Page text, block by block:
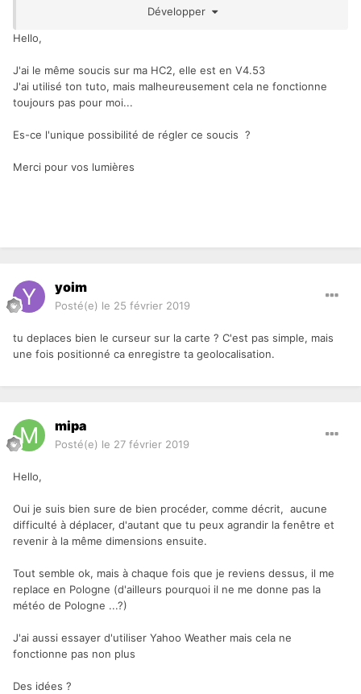
Ici cliquer sur OK et se situer sur la carte Google, une fois
fait, clic et Next, les nouvelles coordonnées sont chargées.
Développer
Hello,
J'ai le même soucis sur ma HC2, elle est en V4.53
J'ai utilisé ton tuto, mais malheureusement cela ne fonctionne
toujours pas pour moi...
Es-ce l'unique possibilité de régler ce soucis ?
Merci pour vos lumières
yoim
Posté(e) le 25 février 2019
tu deplaces bien le curseur sur la carte ? C'est pas simple, mais
une fois positionné ca enregistre ta geolocalisation.
mipa
Posté(e) le 27 février 2019
Hello,
Oui je suis bien sure de bien procéder, comme décrit, aucune
difficulté à déplacer, d'autant que tu peux agrandir la fenêtre et
revenir à la même dimensions ensuite.
Tout semble ok, mais à chaque fois que je reviens dessus, il me
replace en Pologne (d'ailleurs pourquoi il ne me donne pas la
météo de Pologne ...?)
J'ai aussi essayer d'utiliser Yahoo Weather mais cela ne
fonctionne pas non plus
Des idées ?